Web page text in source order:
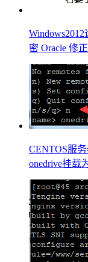
密 Oracle 修
CENTOS服
onedrive挂载